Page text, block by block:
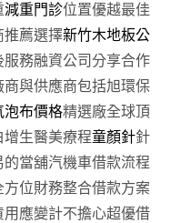
減重門診位置優越最佳
推薦選擇新竹木地板公
務融資公司分享合作
商與供應商包括旭環保
泡布價格精選廠全球頂
生醫美療程童顏針針
當舖汽機車借款流程
位財務整合借款方案
用應變計不擔心超優借